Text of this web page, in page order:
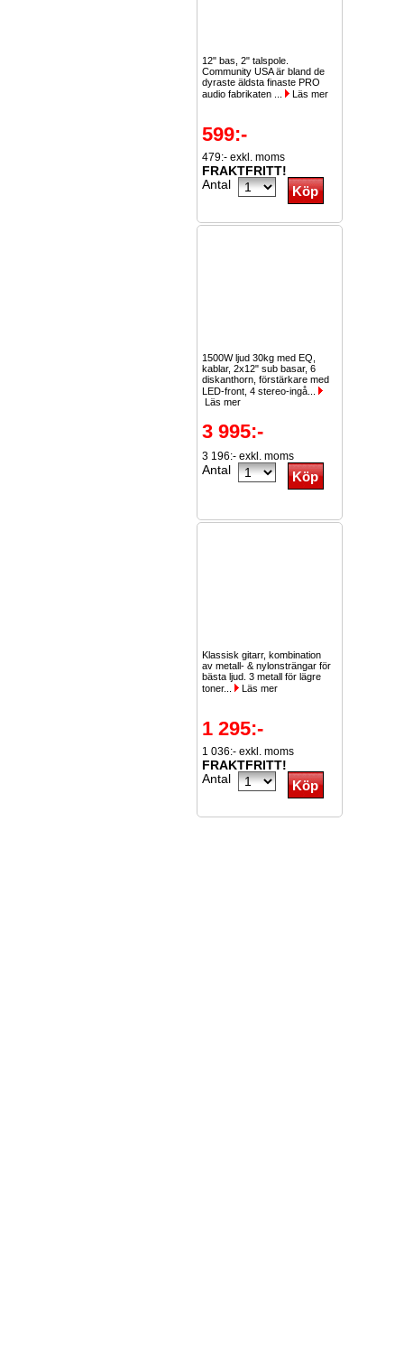
12" bas, 2" talspole.
Community USA är bland de
dyraste äldsta finaste PRO
audio fabrikaten ...
Läs mer
599:-
479:- exkl. moms
FRAKTFRITT!
Antal
1500W ljud 30kg med EQ,
kablar, 2x12" sub basar, 6
diskanthorn, förstärkare med
LED-front, 4 stereo-ingå...
Läs mer
3 995:-
3 196:- exkl. moms
Antal
Klassisk gitarr, kombination
av metall- & nylonsträngar för
bästa ljud. 3 metall för lägre
toner...
Läs mer
1 295:-
1 036:- exkl. moms
FRAKTFRITT!
Antal